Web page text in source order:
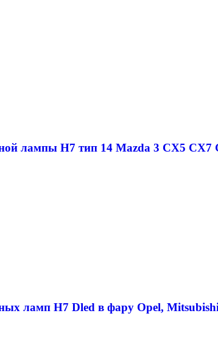
лампы H7 тип 14 Mazda 3 CX5
ламп H7 Dled в фару Opel,